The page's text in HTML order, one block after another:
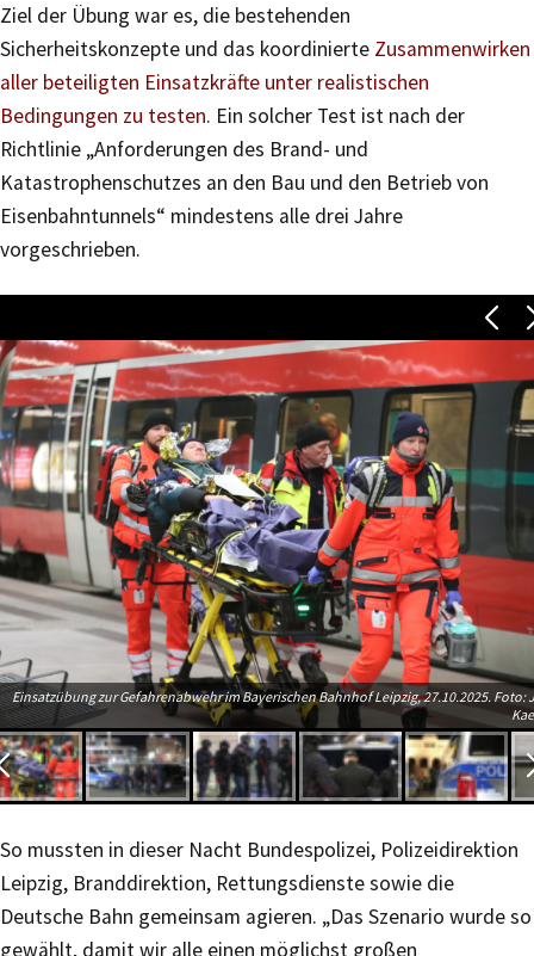
Ziel der Übung war es, die bestehenden
Sicherheitskonzepte und das koordinierte Zusammenwirken
aller beteiligten Einsatzkräfte unter realistischen
Bedingungen zu testen. Ein solcher Test ist nach der
Richtlinie „Anforderungen des Brand- und
Katastrophenschutzes an den Bau und den Betrieb von
Eisenbahntunnels“ mindestens alle drei Jahre
vorgeschrieben.
Einsatzübung zur Gefahrenabwehr im Bayerischen Bahnhof Leipzig, 27.10.2025. Foto:
So mussten in dieser Nacht Bundespolizei, Polizeidirektion
Leipzig, Branddirektion, Rettungsdienste sowie die
Deutsche Bahn gemeinsam agieren. „Das Szenario wurde so
gewählt, damit wir alle einen möglichst großen